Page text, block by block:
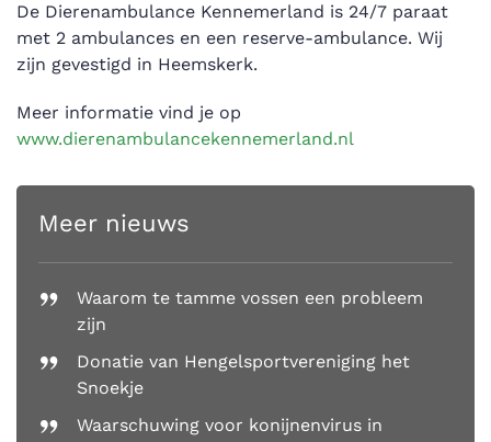
De Dierenambulance Kennemerland is 24/7 paraat
met 2 ambulances en een reserve-ambulance. Wij
zijn gevestigd in Heemskerk.
Meer informatie vind je op
www.dierenambulancekennemerland.nl
Meer nieuws
Waarom te tamme vossen een probleem
zijn
Donatie van Hengelsportvereniging het
Snoekje
Waarschuwing voor konijnenvirus in